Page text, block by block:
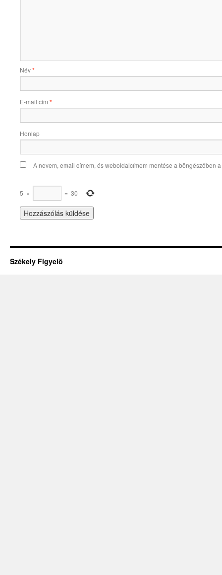
Név*
E-mail cím *
Honlap
A nevem, email címem, és weboldalcímem mentése a böngészőben
5 × = 30
Székely Figyelõ